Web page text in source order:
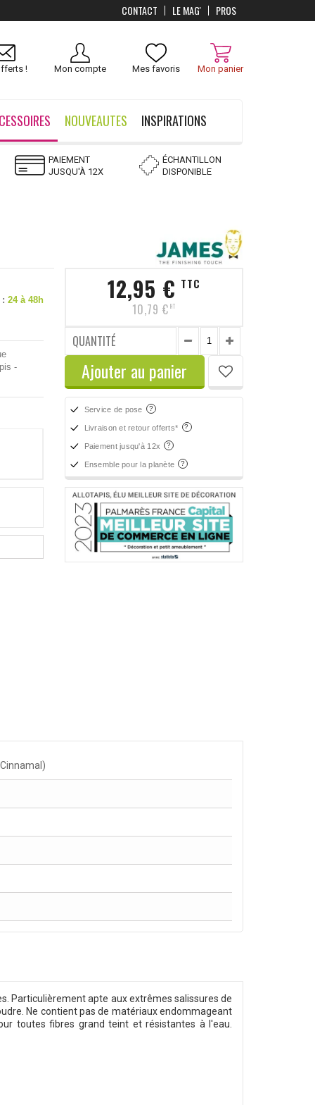
Mon panier
Mes favoris
Mon compte
!
NOUVEAUTES INSPIRATIONS
PAIEMENT
JUSQU'À 12X
ÉCHANTILLON
DISPONIBLE
: 24 à 48h
-
12,95 € TTC
10,79 € HT
QUANTITÉ
Ajouter au panier
Service de pose
Livraison et retour offerts*
Paiement jusqu'à 12x
Ensemble pour la planète
Particulièrement apte aux extrêmes salissures de
Ne contient pas de matériaux endommageant
toutes fibres grand teint et résistantes à l'eau.
PROS
LE MAG'
CONTACT
OFFERTS dès 100 €